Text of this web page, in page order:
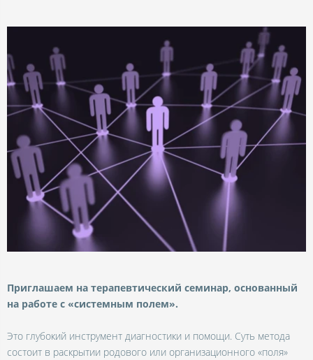
Приглашаем на терапевтический семинар, основанный
на работе с «системным полем».
Это глубокий инструмент диагностики и помощи. Суть метода
состоит в раскрытии родового или организационного «поля»